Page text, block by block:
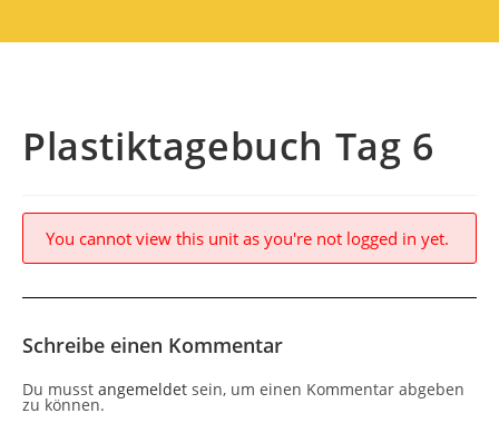
Plastiktagebuch Tag 6
You cannot view this unit as you're not logged in yet.
Schreibe einen Kommentar
Du musst angemeldet sein, um einen Kommentar abgeben
zu können.